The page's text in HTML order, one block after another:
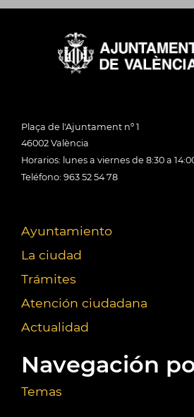
Plaça de l'Ajuntament nº 1
46002 València
Horarios: lunes a viernes de 8:30 a
Teléfono: 963 52 54 78
Ayuntamiento
La ciudad
Trámites
Atención ciudadana
Actualidad
Navegación
Temas